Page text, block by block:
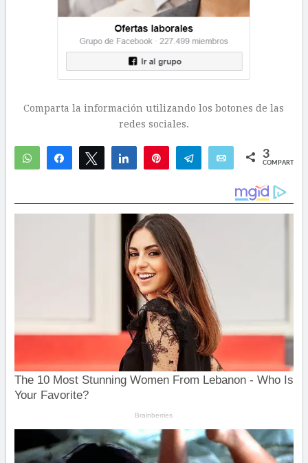
Comparta la información utilizando los botones de las
redes sociales.
WhatsAppCompartirTwittear Compartir Telegram Email 3
COMPARTIR